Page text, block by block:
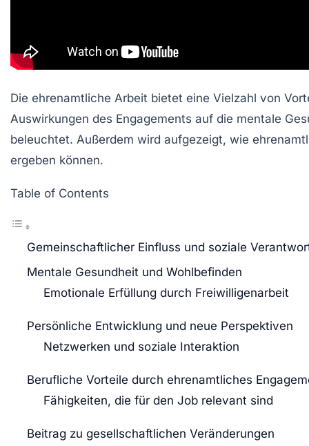
Die ehrenamtliche Arbeit bietet eine Vielzahl von
Auswirkungen des Engagements auf die mentale
beleuchtet. Außerdem wird aufgezeigt, wie
ergeben können.
Table of Contents
Gemeinschaftlicher Einfluss und soziale
Mentale Gesundheit und Wohlbefinden
Emotionale Erfüllung durch Freiwilligenarbeit
Persönliche Entwicklung und neue Perspektiven
Netzwerken und soziale Interaktion
Berufliche Vorteile durch ehrenamtliches
Fähigkeiten, die für den Job relevant sind
Beitrag zu gesellschaftlichen Veränderungen